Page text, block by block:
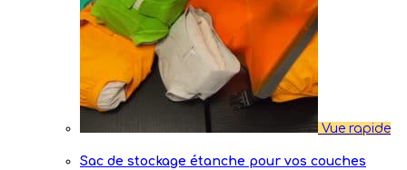
Vue rapide
Sac de stockage étanche pour vos couches